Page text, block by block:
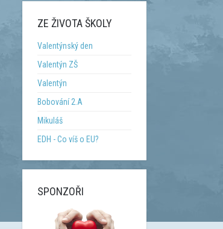
ZE ŽIVOTA ŠKOLY
Valentýnský den
Valentýn ZŠ
Valentýn
Bobování 2.A
Mikuláš
EDH - Co víš o EU?
SPONZOŘI